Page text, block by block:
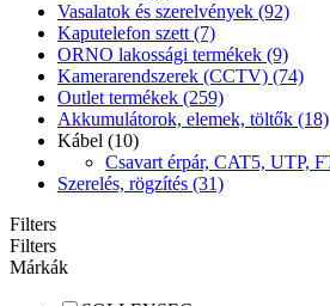
Vasalatok és szerelvények (92)
Kaputelefon szett (7)
ORNO lakossági termékek (9)
Kamerarendszerek (CCTV) (74)
Outlet termékek (259)
Akkumulátorok, elemek, töltők (18)
Kábel (10)
Csavart érpár, CAT5, UTP,
Szerelés, rögzítés (31)
Filters
Filters
Márkák